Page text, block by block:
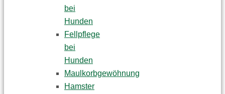
bei
Hunden
Fellpflege
bei
Hunden
Maulkorbgewöhnung
Hamster